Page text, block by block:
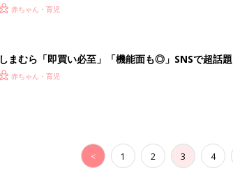
赤ちゃん・育児
しまむら「即買い必至」「機能面も◎」SNSで超話
赤ちゃん・育児
< 1 2 3 4